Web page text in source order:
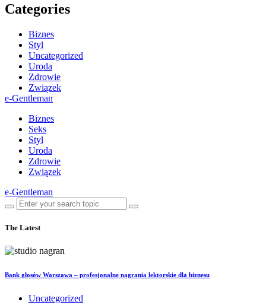
Categories
Biznes
Styl
Uncategorized
Uroda
Zdrowie
Związek
e-Gentleman
Biznes
Seks
Styl
Uroda
Zdrowie
Związek
e-Gentleman
The Latest
Bank głosów Warszawa – profesjonalne nagrania lektorskie dla biznesu
Uncategorized